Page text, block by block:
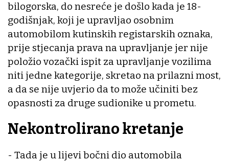
bilogorska, do nesreće je došlo kada je 18-
godišnjak, koji je upravljao osobnim
automobilom kutinskih registarskih oznaka,
prije stjecanja prava na upravljanje jer nije
položio vozački ispit za upravljanje vozilima
niti jedne kategorije, skretao na prilazni most,
a da se nije uvjerio da to može učiniti bez
opasnosti za druge sudionike u prometu.
Nekontrolirano kretanje
- Tada je u lijevi bočni dio automobila